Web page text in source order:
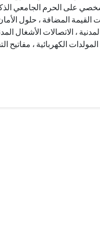
على الحرم الجامعي الذكي ،
، الاتصالات الأشغال
المولدات الكهربائية ،